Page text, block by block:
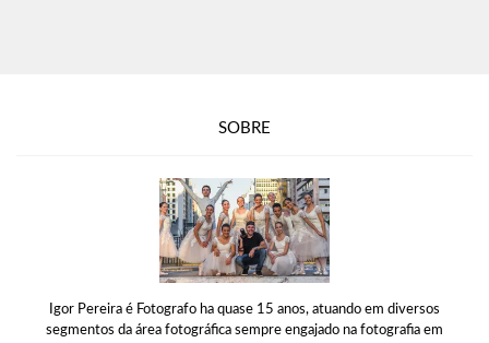
SOBRE
Igor Pereira é Fotografo ha quase 15 anos, atuando em diversos
segmentos da área fotográfica sempre engajado na fotografia em